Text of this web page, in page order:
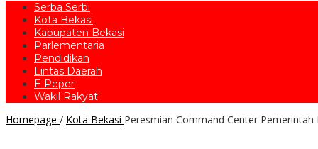
Serba Serbi
Kota Bekasi
Kabupaten Bekasi
Parlementaria
Pendidikan
Lintas Daerah
E Peper
Wakil Rakyat
Homepage / Kota Bekasi Peresmian Command Center Pemerintah